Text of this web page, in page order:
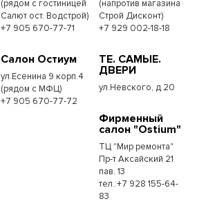
(рядом с гостиницей
Салют ост. Водстрой)
+7 905 670-77-71
(напротив магазина
Строй Дисконт)
+7 929 002-18-18
Салон Остиум
ул.Есенина 9 корп.4
(рядом с МФЦ)
+7 905 670-77-72
ТЕ. САМЫЕ.
ДВЕРИ
ул.Невского, д.20
Фирменный
салон "Ostium"
ТЦ "Мир ремонта"
Пр-т Аксайский 21
пав. 13
тел.:+7 928 155-64-
83